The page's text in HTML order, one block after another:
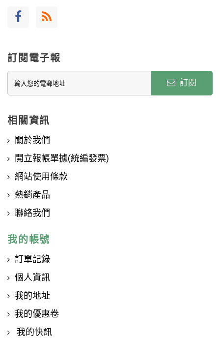
訂閱電子報
訂閱
相關資訊
關於我們
開立報帳單據(統編發票)
網站使用條款
熱銷產品
聯絡我們
我的帳號
訂單記錄
個人資訊
我的地址
我的優惠卷
我的快訊